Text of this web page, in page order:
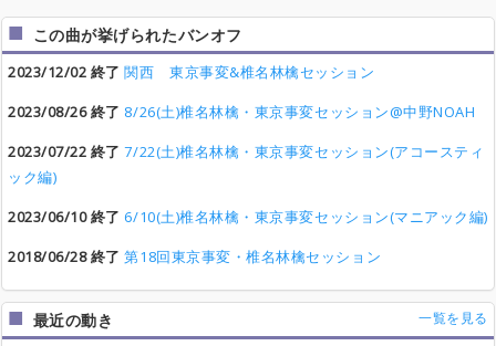
この曲が挙げられたバンオフ
2023/12/02 終了 関西 東京事変&椎名林檎セッション
2023/08/26 終了 8/26(土)椎名林檎・東京事変セッション@中野NOAH
2023/07/22 終了 7/22(土)椎名林檎・東京事変セッション(アコースティ
ック編)
2023/06/10 終了 6/10(土)椎名林檎・東京事変セッション(マニアック編)
2018/06/28 終了 第18回東京事変・椎名林檎セッション
最近の動き 一覧を見る